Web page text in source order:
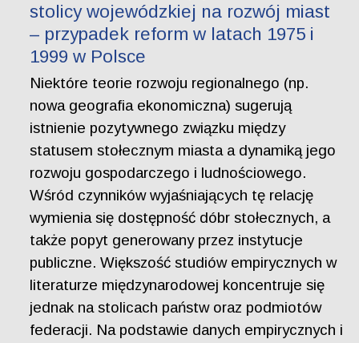
stolicy wojewódzkiej na rozwój miast
– przypadek reform w latach 1975 i
1999 w Polsce
Niektóre teorie rozwoju regionalnego (np.
nowa geografia ekonomiczna) sugerują
istnienie pozytywnego związku między
statusem stołecznym miasta a dynamiką jego
rozwoju gospodarczego i ludnościowego.
Wśród czynników wyjaśniających tę relację
wymienia się dostępność dóbr stołecznych, a
także popyt generowany przez instytucje
publiczne. Większość studiów empirycznych w
literaturze międzynarodowej koncentruje się
jednak na stolicach państw oraz podmiotów
federacji. Na podstawie danych empirycznych i